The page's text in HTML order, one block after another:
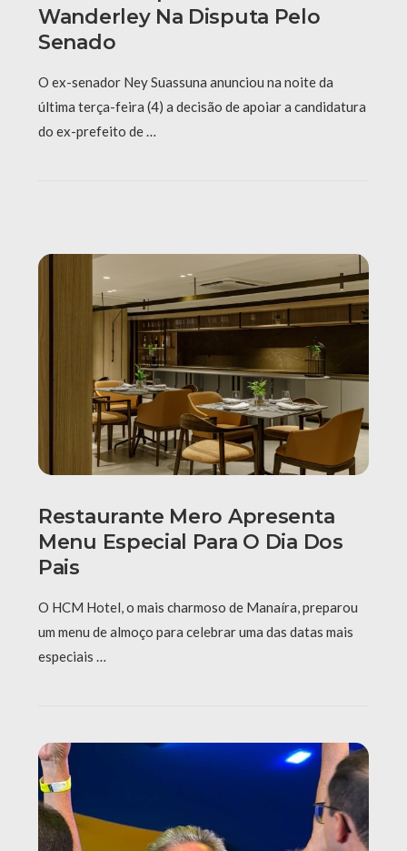
Wanderley Na Disputa Pelo
Senado
O ex-senador Ney Suassuna anunciou na noite da
última terça-feira (4) a decisão de apoiar a candidatura
do ex-prefeito de …
Restaurante Mero Apresenta
Menu Especial Para O Dia Dos
Pais
O HCM Hotel, o mais charmoso de Manaíra, preparou
um menu de almoço para celebrar uma das datas mais
especiais …